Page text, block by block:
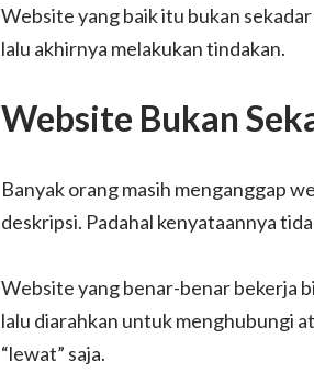
Website yang baik itu bukan
lalu akhirnya melakukan tindakan.
Website Bukan
Banyak orang masih menganggap
deskripsi. Padahal kenyataannya
Website yang benar-benar bekerja
lalu diarahkan untuk menghubungi
“lewat” saja.